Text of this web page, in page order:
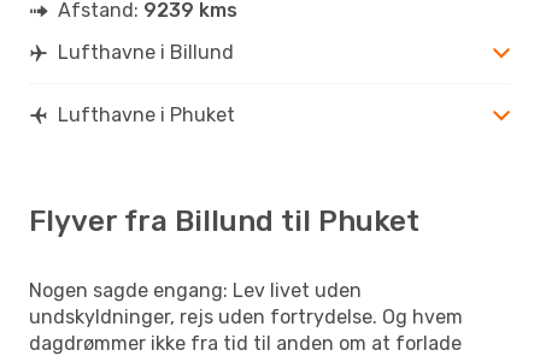
Afstand: 9239 kms
Lufthavne i Billund
Lufthavne i Phuket
Flyver fra Billund til Phuket
Nogen sagde engang: Lev livet uden
undskyldninger, rejs uden fortrydelse. Og hvem
dagdrømmer ikke fra tid til anden om at forlade